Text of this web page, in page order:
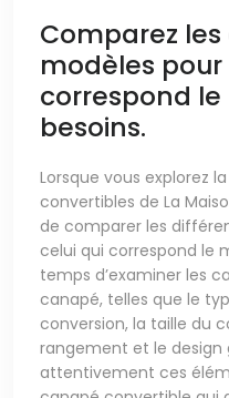
Comparez
modèles
correspond le
besoins.
Lorsque vous explorez
convertibles de La
de comparer les
celui qui correspond le
temps d’examiner les
canapé, telles que le
conversion, la taille du
rangement et le design
attentivement ces